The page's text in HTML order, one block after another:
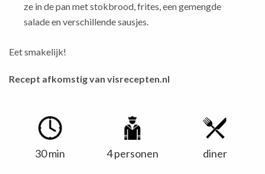
ze in de pan met stokbrood, frites, een gemengde
salade en verschillende sausjes.
Eet smakelijk!
Recept afkomstig van visrecepten.nl
30 min 4 personen diner